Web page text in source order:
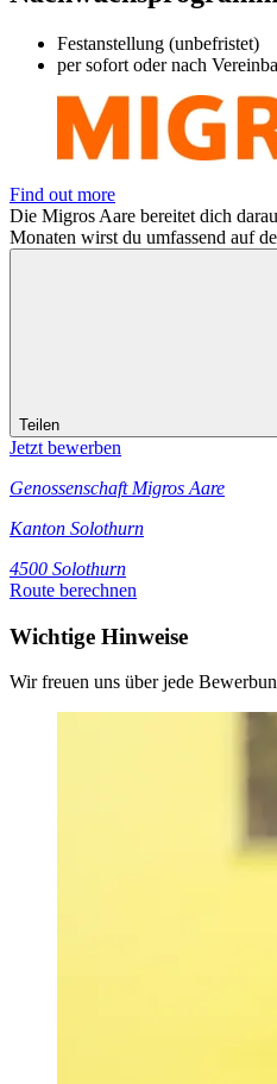
Festanstellung (unbefristet)
per sofort oder nach
Find out more
Die Migros Aare bereitet dich
Monaten wirst du umfassend auf
Teilen
Jetzt bewerben
Genossenschaft Migros Aare
Kanton Solothurn
4500 Solothurn
Route berechnen
Wichtige Hinweise
Wir freuen uns über jede